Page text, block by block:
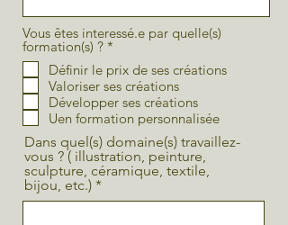
Vous êtes interessé.e par quelle(s)
formation(s) ? *
l
i
g
a
t
o
i
r
e
Définir le prix de ses créations
Valoriser ses créations
Développer ses créations
Uen formation personnalisée
Dans quel(s) domaine(s) travaillez-
vous ? ( illustration, peinture,
sculpture, céramique, textile,
bijou, etc.)